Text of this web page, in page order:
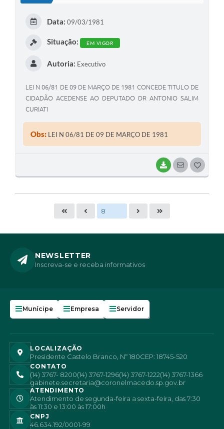
BAIXARSEGUIR
Data: 09/03/1981
Situação: EM VIGOR
Autoria: Executivo
LEI N 06/81 DE 09 DE MARÇO DE 1981 CONCEDE TITULO DE
CIDADÃO ACEDENSE AO DEPUTADO DR ANTONIO SALIM
CURIATI
Obs: LEI N 06/81 DE 09 DE MARÇO DE 1981
NEWSLETTER
Inscreva-se e receba informativos
Munícipe Empresa Servidor
LOCALIZAÇÃO
Presidente Castelo Branco, Nº 180CEP: 18745-520
CONTATO
(14) 3767- 8200(14) 3767-1296(14) 3767-1222(14) 3767-1366
gabinete.secretaria@coronelmacedo.sp.gov.br
ATENDIMENTO
Atendimento de segunda-feira a sexta-feira, das 7:30
às 11:30 e 13:00 às 17:00h
CNPJ
46.634.192/0001-99